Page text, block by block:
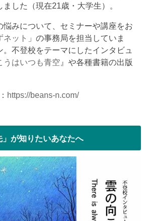
した（現在21歳・大学生）。
悩みについて、セミナーや講座をお
ネット 」の事務局を担当していま
不登校をテーマにしたインタビュ
うはいつも青空 』や各種書籍の出版
https://beans-n.com/
が知りたいあなたへ